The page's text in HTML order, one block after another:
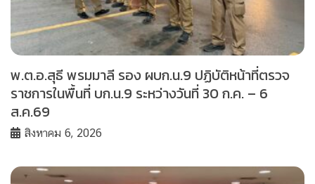
พ.ต.อ.สุธี พรมมาลี รอง ผบก.น.9 ปฏิบัติหน้าที่ตรวจ
ราชการในพื้นที่ บก.น.9 ระหว่างวันที่ 30 ก.ค. – 6
ส.ค.69
สิงหาคม 6, 2026